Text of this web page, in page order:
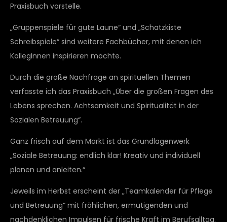
Praxisbuch vorstelle.
„Gruppenspiele für gute Laune“ und „Schatzkiste
Schreibspiele“ sind weitere Fachbücher, mit denen ich
KollegInnen inspirieren möchte.
Durch die große Nachfrage an spirituellen Themen
verfasste ich das Praxisbuch „Über die großen Fragen des
Lebens sprechen. Achtsamkeit und Spiritualität in der
Sozialen Betreuung“.
Ganz frisch auf dem Markt ist das Grundlagenwerk
„Soziale Betreuung: endlich klar! Kreativ und individuell
planen und anleiten.“
Jeweils im Herbst erscheint der „Teamkalender für Pflege
und Betreuung“ mit fröhlichen, ermutigenden und
nachdenklichen Impulsen für frische Kraft im Berufsalltag.